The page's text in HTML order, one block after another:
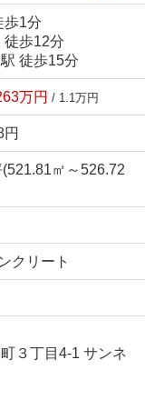
歩1分
徒歩12分
徒歩15分
万円 / 1.1万円
㎡～526.72
クリート
３丁目4-1 サンネ